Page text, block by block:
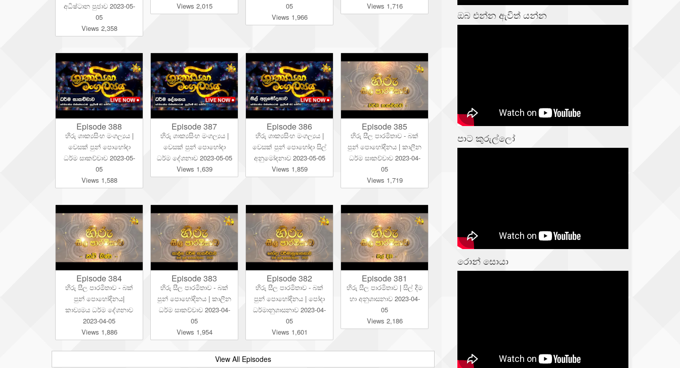
අධිෂ්ටාන පුජාව 2023-05-
05
Views 2,358
Views 2,015
05
Views 1,966
Views 1,716
Episode 388
හිරු ශාක්‍යසිංහ මංගල්‍යය |
වෙසක් පුන් පොහෝදා
ධර්ම සාකච්චාව 2023-05-
05
Views 1,588
Episode 387
හිරු ශාක්‍යසිංහ මංගල්‍යය |
වෙසක් පුන් පොහෝදා
ධර්ම දේශනාව 2023-05-05
Views 1,639
Episode 386
හිරු ශාක්‍යසිංහ මංගල්‍යය |
වෙසක් පුන් පොහෝදා සිල්
අනුමෝදනාව 2023-05-05
Views 1,859
Episode 385
හිරු සීල පාරමිතාව - බක්
පුන් පොහෝදිනය | කාලීන
ධර්ම සාකච්චාව 2023-04-
05
Views 1,719
Episode 384
හිරු සීල පාරමිතාව - බක්
පුන් පොහෝදිනය|
කාව්‍යමය ධර්ම දේශනාව
2023-04-05
Views 1,886
Episode 383
හිරු සීල පාරමිතාව - බක්
පුන් පොහෝදිනය | කාලීන
ධර්ම සාකච්චාව 2023-04-
05
Views 1,954
Episode 382
හිරු සීල පාරමිතාව - බක්
පුන් පොහෝදිනය | පෝදා
ධර්මානුශාසනාව 2023-04-
05
Views 1,601
Episode 381
හිරු සීල පාරමිතාව | සිල් දීම
හා අනුශාසනාව 2023-04-
05
Views 2,186
View All Episodes
ඔබ එන්න ඇවිත් යන්න
පාට කුරුල්ලෝ
රොන් සොයා